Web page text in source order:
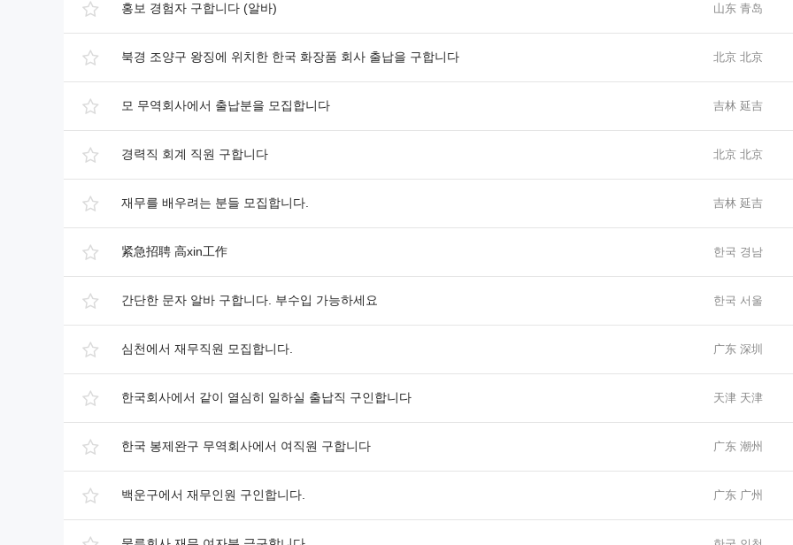
홍보 경험자 구합니다 (알바) 山东 青岛
북경 조양구 왕징에 위치한 한국 화장품 회사 출납을 구합니다 北京 北京
모 무역회사에서 출납분을 모집합니다 吉林 延吉
경력직 회계 직원 구합니다 北京 北京
재무를 배우려는 분들 모집합니다. 吉林 延吉
紧急招聘 高xin工作 한국 경남
간단한 문자 알바 구합니다. 부수입 가능하세요 한국 서울
심천에서 재무직원 모집합니다. 广东 深圳
한국회사에서 같이 열심히 일하실 출납직 구인합니다 天津 天津
한국 봉제완구 무역회사에서 여직원 구합니다 广东 潮州
백운구에서 재무인원 구인합니다. 广东 广州